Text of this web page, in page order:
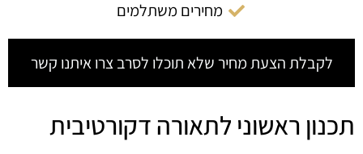
מחירים משתלמים
לקבלת הצעת מחיר שלא תוכלו לסרב צרו איתנו קשר
תכנון ראשוני לתאורה דקורטיבית